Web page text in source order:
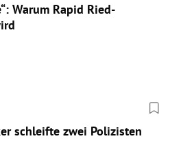
Warum Rapid Ried-
schleifte zwei Polizisten